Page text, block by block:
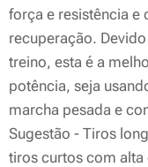
força e resistência e
recuperação.
treino, esta é a
potência, seja
marcha pesada e
Sugestão - Tiros
tiros curtos com alta